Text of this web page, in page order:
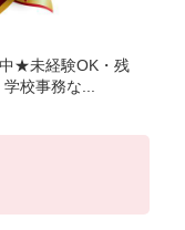
★未経験OK・残
校事務な...